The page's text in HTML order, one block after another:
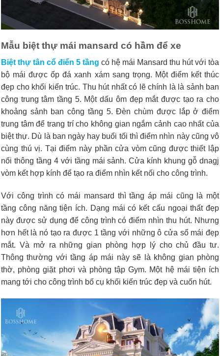
Mẫu biệt thự mái mansard có hầm để xe
Biệt thự tân cổ điển 5 tầng có hệ mái Mansard thu hút với tòa
bộ mái được ốp đá xanh xám sang trọng. Một điểm kết thúc
đẹp cho khối kiến trúc. Thu hút nhất có lẽ chính là là sảnh ban
công trung tâm tầng 5. Một dấu ôm đẹp mắt được tạo ra cho
khoảng sảnh ban công tầng 5. Đèn chùm được lắp ở điểm
trung tâm để trang trí cho không gian ngắm cảnh cao nhất của
biệt thự. Dù là ban ngày hay buổi tối thì điểm nhìn này cũng vô
cùng thú vị. Tại điểm này phần cửa vòm cũng được thiết lập
nối thông tầng 4 với tầng mái sảnh. Cửa kính khung gỗ dnagj
vòm kết hợp kính để tạo ra điểm nhìn kết nối cho công trình.
Với công trình có mái mansard thì tầng áp mái cũng là một
tầng công năng tiện ích. Dạng mái có kết cấu ngoại thất đẹp
này được sử dụng để công trình có điểm nhìn thu hút. Nhưng
hơn hết là nó tạo ra được 1 tầng với những ô cửa sổ mái đẹp
mắt. Và mở ra những gian phòng hợp lý cho chủ đầu tư.
Thông thường với tầng áp mái này sẽ là không gian phòng
thờ, phòng giặt phơi và phòng tập Gym. Một hệ mái tiện ích
mang tới cho công trình bố cụ khối kiến trúc đẹp và cuốn hút.